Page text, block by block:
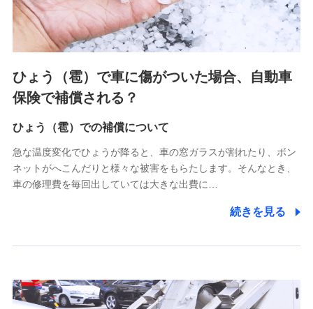
3.セミナー募集サイトから取得した個人情報
各種セミナーの案内、開催のため
上記に係る連絡・手続き・管理等付帯業務を行うため
4.家族・友達紹介にて取得した個人情報
被紹介者への連絡、及び当社と取引のあるもしくは委託を受
けている保険会社・提携会社の保険その他に関する情報を提
供し、金融商品等の契約を勧奨するため
アンケートやキャンペーン等の実施のため
上記に係る連絡・手続き・管理等付帯業務を行うため
5.通話録音にて取得する情報
7.社員（従業者）の個人情報
ひょう（雹）で車に傷がついた場合、自動車
保険で補償される？
ひょう（雹）での補償について
急な温度変化でひょうが降ると、車の窓ガラスが割れたり、ボン
ネットがへこんだりと様々な被害をもらたします。そんなとき、
車の修理費を毎回出していては大きな出費に…
続きを見る